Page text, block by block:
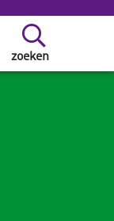
zoeken